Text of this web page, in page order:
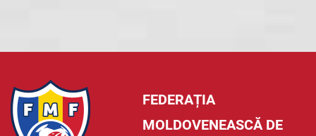
FEDERAȚIA
MOLDOVENEASCĂ DE